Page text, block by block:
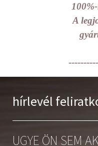
A
hírlevél
UGYE ÖN SEM